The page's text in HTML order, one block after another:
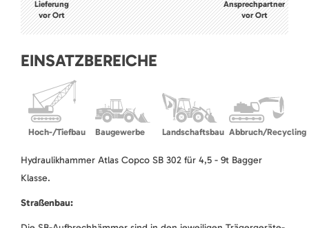
Lieferung
vor Ort
Ansprechpartner
vor Ort
EINSATZBEREICHE
Hoch-/Tiefbau Baugewerbe Landschaftsbau Abbruch/Recycling
Hydraulikhammer Atlas Copco SB 302 für 4,5 - 9t Bagger
Klasse.
Straßenbau: